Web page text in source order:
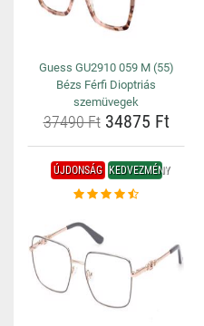
Guess GU2910 059 M (55)
Bézs Férfi Dioptriás
szemüvegek
37490 Ft34875 Ft
ÚJDONSÁG KEDVEZMÉNY